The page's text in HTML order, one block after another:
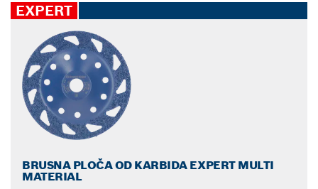
EXPERT
BRUSNA PLOČA OD KARBIDA EXPERT MULTI
MATERIAL